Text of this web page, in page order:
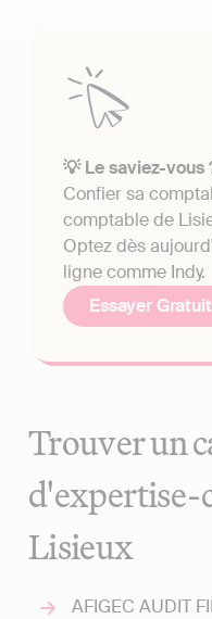
💡 Le saviez-vous
Confier sa
comptable de
Optez dès
ligne comme Indy.
Essayer
Trouver un
d'expertise-
Lisieux
AFIGEC AUDIT